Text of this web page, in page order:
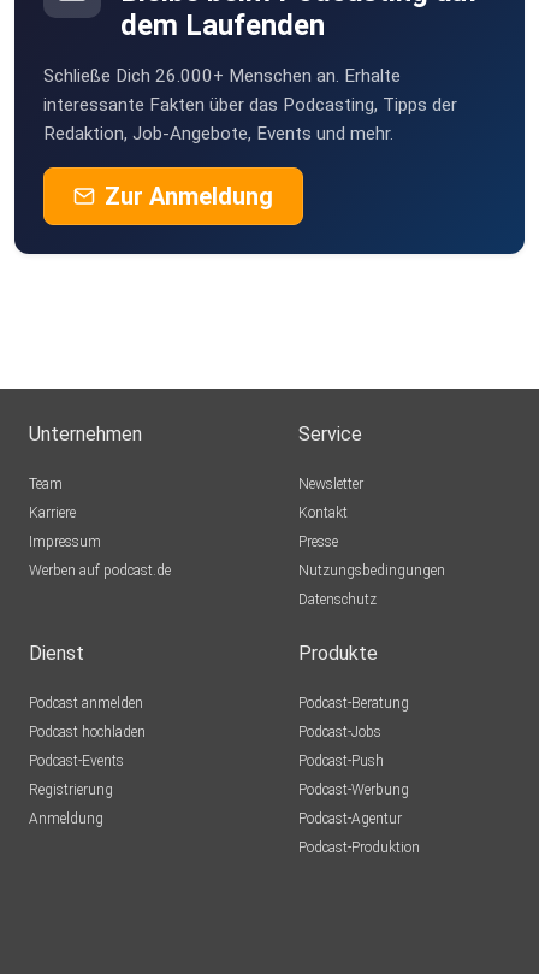
dem Laufenden
Schließe Dich 26.000+ Menschen an. Erhalte
interessante Fakten über das Podcasting, Tipps der
Redaktion, Job-Angebote, Events und mehr.
Zur Anmeldung
Unternehmen
Team
Karriere
Impressum
Werben auf podcast.de
Service
Newsletter
Kontakt
Presse
Nutzungsbedingungen
Datenschutz
Dienst
Podcast anmelden
Podcast hochladen
Podcast-Events
Registrierung
Anmeldung
Produkte
Podcast-Beratung
Podcast-Jobs
Podcast-Push
Podcast-Werbung
Podcast-Agentur
Podcast-Produktion